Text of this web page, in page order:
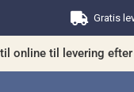
Gratis
online til levering